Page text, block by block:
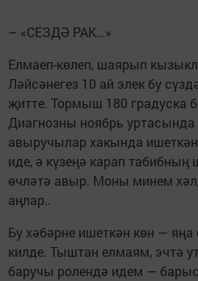
– «СЕЗДӘ РАК…»
Елмаеп-көлеп, шаярып
Ләйсәнегез 10 ай элек бу
җитте. Тормыш 180 градуска
Диагнозны ноябрь
авыручылар хакында
иде, ә күзеңә карап табибның
өчләтә авыр. Моны минем
аңлар..
Бу хәбәрне ишеткән көн —
килде. Тыштан елмаям, эчтә
баручы ролендә идем —